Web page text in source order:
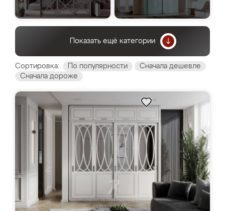
Показать ещё категории
Сортировка: По популярности
Сначала дешевле
Сначала дороже